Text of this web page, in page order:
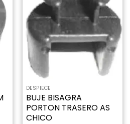
Añadir
a la
lista de
deseos
DESPIECE
BUJE BISAGRA
PORTON TRASERO AS
CHICO